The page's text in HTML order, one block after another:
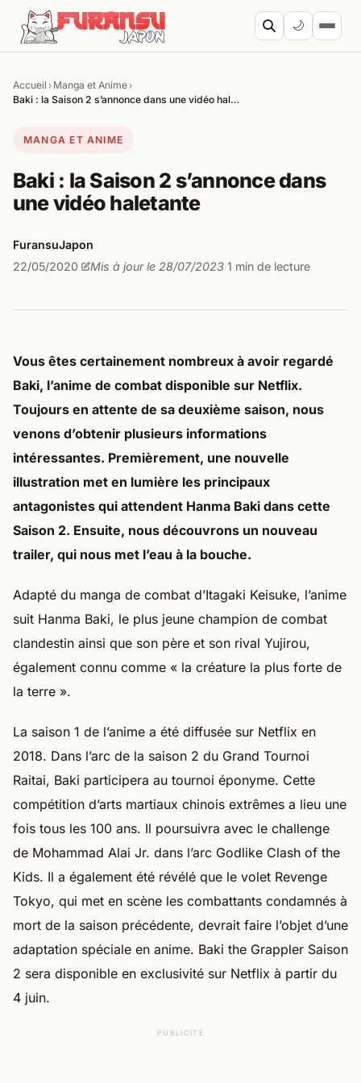
Aller au contenu
🌙
Accueil › Manga et Anime›
Baki : la Saison 2 s’annonce dans une vidéo hal…
MANGA ET ANIME
Baki : la Saison 2 s’annonce dans
une vidéo haletante
FuransuJapon
22/05/2020· Mis à jour le 28/07/2023·1 min de lecture
Vous êtes certainement nombreux à avoir regardé
Baki, l’anime de combat disponible sur Netflix.
Toujours en attente de sa deuxième saison, nous
venons d’obtenir plusieurs informations
intéressantes. Premièrement, une nouvelle
illustration met en lumière les principaux
antagonistes qui attendent Hanma Baki dans cette
Saison 2. Ensuite, nous découvrons un nouveau
trailer, qui nous met l’eau à la bouche.
Adapté du manga de combat d’Itagaki Keisuke, l’anime
suit Hanma Baki, le plus jeune champion de combat
clandestin ainsi que son père et son rival Yujirou,
également connu comme « la créature la plus forte de
la terre ».
La saison 1 de l’anime a été diffusée sur Netflix en
2018. Dans l’arc de la saison 2 du Grand Tournoi
Raitai, Baki participera au tournoi éponyme. Cette
compétition d’arts martiaux chinois extrêmes a lieu une
fois tous les 100 ans. Il poursuivra avec le challenge
de Mohammad Alai Jr. dans l’arc Godlike Clash of the
Kids. Il a également été révélé que le volet Revenge
Tokyo, qui met en scène les combattants condamnés à
mort de la saison précédente, devrait faire l’objet d’une
adaptation spéciale en anime. Baki the Grappler Saison
2 sera disponible en exclusivité sur Netflix à partir du
4 juin.
PUBLICITÉ